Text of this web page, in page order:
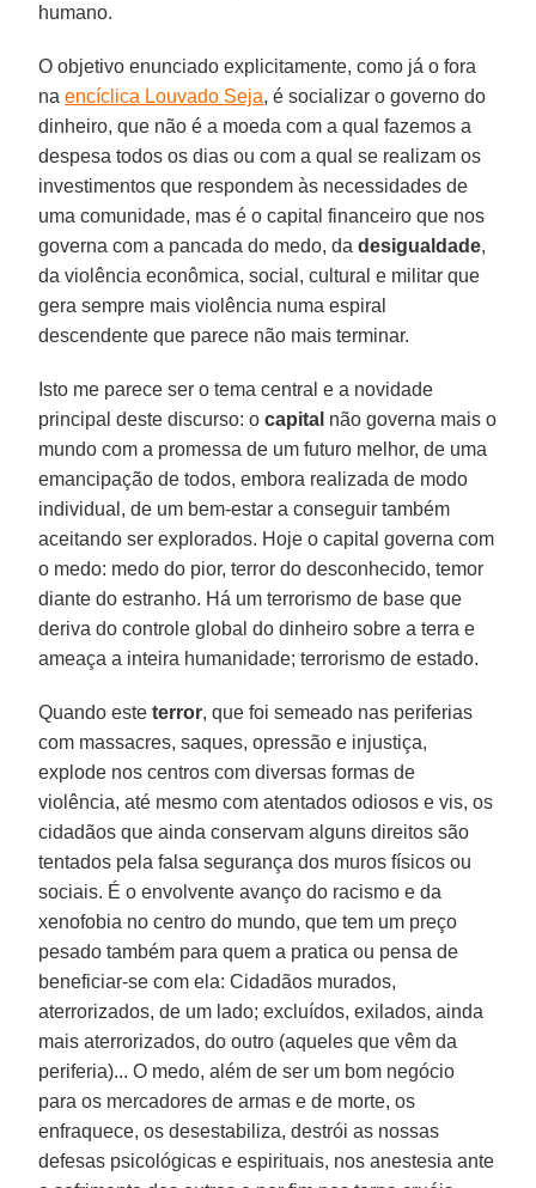
humano.
O objetivo enunciado explicitamente, como já o fora
naencíclica Louvado Seja, é socializar o governo do
dinheiro, que não é a moeda com a qual fazemos a
despesa todos os dias ou com a qual se realizam os
investimentos que respondem às necessidades de
uma comunidade, mas é o capital financeiro que nos
governa com a pancada do medo, dadesigualdade,
da violência econômica, social, cultural e militar que
gera sempre mais violência numa espiral
descendente que parece não mais terminar.
Isto me parece ser o tema central e a novidade
principal deste discurso: ocapital não governa mais o
mundo com a promessa de um futuro melhor, de uma
emancipação de todos, embora realizada de modo
individual, de um bem-estar a conseguir também
aceitando ser explorados. Hoje o capital governa com
o medo: medo do pior, terror do desconhecido, temor
diante do estranho. Há um terrorismo de base que
deriva do controle global do dinheiro sobre a terra e
ameaça a inteira humanidade; terrorismo de estado.
Quando esteterror, que foi semeado nas periferias
com massacres, saques, opressão e injustiça,
explode nos centros com diversas formas de
violência, até mesmo com atentados odiosos e vis, os
cidadãos que ainda conservam alguns direitos são
tentados pela falsa segurança dos muros físicos ou
sociais. É o envolvente avanço do racismo e da
xenofobia no centro do mundo, que tem um preço
pesado também para quem a pratica ou pensa de
beneficiar-se com ela: Cidadãos murados,
aterrorizados, de um lado; excluídos, exilados, ainda
mais aterrorizados, do outro (aqueles que vêm da
periferia)... O medo, além de ser um bom negócio
para os mercadores de armas e de morte, os
enfraquece, os desestabiliza, destrói as nossas
defesas psicológicas e espirituais, nos anestesia ante